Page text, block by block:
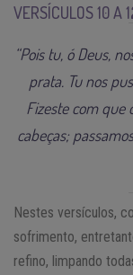
VERSÍCULOS 10 A
“Pois tu, ó Deus,
prata. Tu nos
Fizeste com que
cabeças;
Nestes versículos,
sofrimento,
refino, limpando